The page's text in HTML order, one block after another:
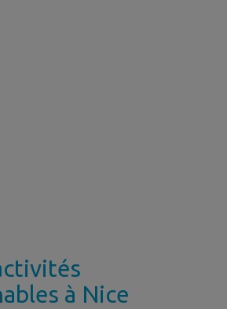
à Nice